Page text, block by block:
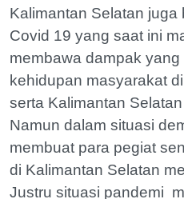
Kalimantan Selatan
Covid 19 yang saat ini
membawa dampak
kehidupan masyarakat
serta Kalimantan
Namun dalam situasi
membuat para pegiat
di Kalimantan Selatan
Justru situasi pandemi